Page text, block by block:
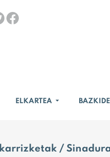
ELKARTEA
/